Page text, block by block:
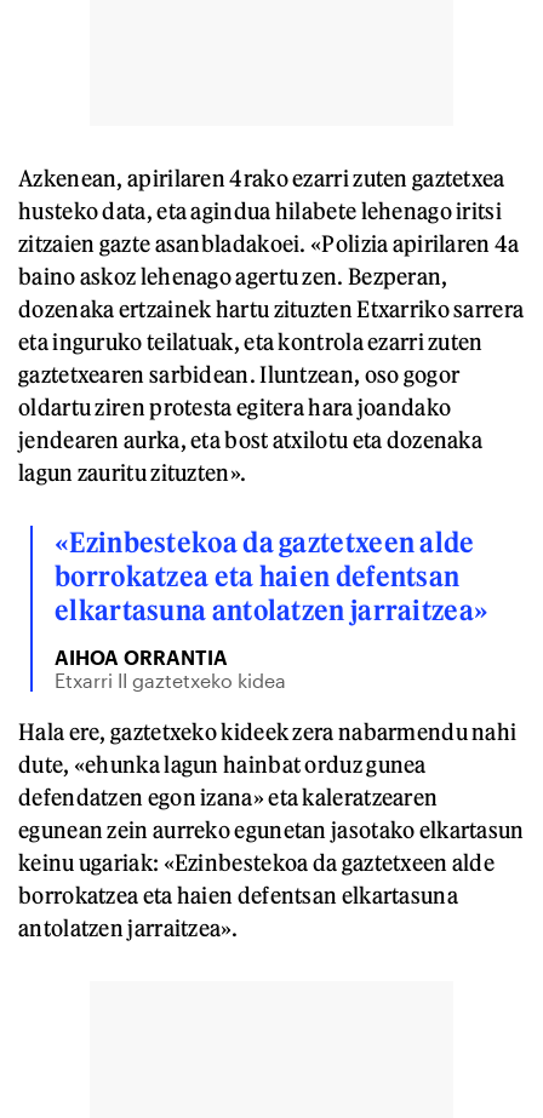
Azkenean, apirilaren 4rako ezarri zuten gaztetxea
husteko data, eta agindua hilabete lehenago iritsi
zitzaien gazte asanbladakoei. «Polizia apirilaren 4a
baino askoz lehenago agertu zen. Bezperan,
dozenaka ertzainek hartu zituzten Etxarriko sarrera
eta inguruko teilatuak, eta kontrola ezarri zuten
gaztetxearen sarbidean. Iluntzean, oso gogor
oldartu ziren protesta egitera hara joandako
jendearen aurka, eta bost atxilotu eta dozenaka
lagun zauritu zituzten».
«Ezinbestekoa da gaztetxeen alde
borrokatzea eta haien defentsan
elkartasuna antolatzen jarraitzea»
AIHOA ORRANTIA
Etxarri II gaztetxeko kidea
Hala ere, gaztetxeko kideek zera nabarmendu nahi
dute, «ehunka lagun hainbat orduz gunea
defendatzen egon izana» eta kaleratzearen
egunean zein aurreko egunetan jasotako elkartasun
keinu ugariak: «Ezinbestekoa da gaztetxeen alde
borrokatzea eta haien defentsan elkartasuna
antolatzen jarraitzea».